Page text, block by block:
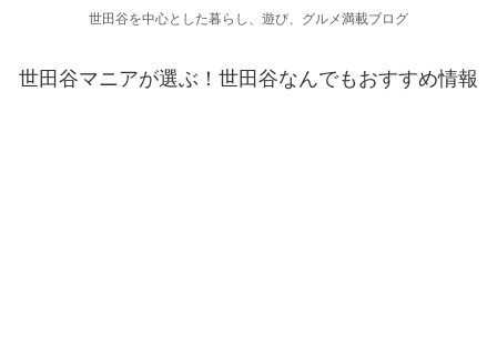
世田谷を中心とした暮らし、遊び、グルメ満載ブログ
世田谷マニアが選ぶ！世田谷なんでもおすすめ情報